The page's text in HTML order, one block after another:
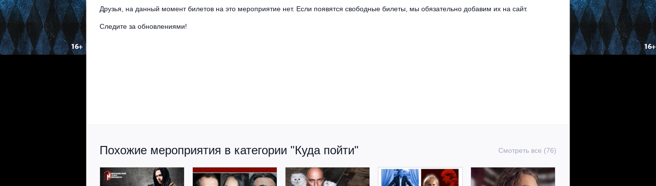
Друзья, на данный момент билетов на это мероприятие нет. Если появятся свободные билеты, мы обязательно добавим их на сайт.
Следите за обновлениями!
Похожие мероприятия в категории "Куда пойти" Смотреть все (76)